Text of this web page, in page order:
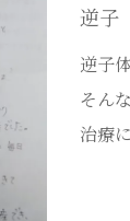
逆子
逆子
そん
治療